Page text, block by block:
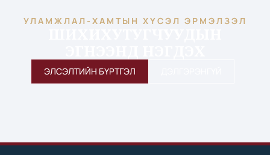
УЛАМЖЛАЛ-ХАМТЫН ХҮСЭЛ ЭРМЭЛЗЭЛ
ЭЛСЭЛТИЙН БҮРТГЭЛ